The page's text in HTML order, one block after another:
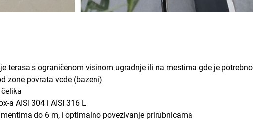
terasa s ograničenom visinom ugradnje ili na mestima gde je potrebno
zone povrata vode (bazeni)
a AISI 304 i AISI 316 L
do 6 m, i optimalno povezivanje prirubnicama